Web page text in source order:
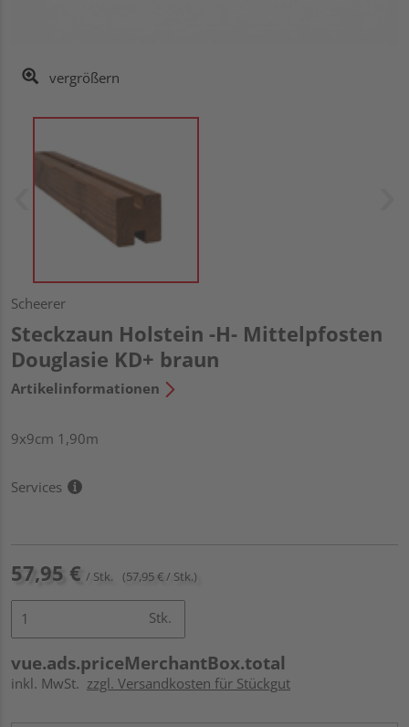
vergrößern
Scheerer
Steckzaun Holstein -H- Mittelpfosten
Douglasie KD+ braun
Artikelinformationen
9x9cm 1,90m
Services
57,95 € / Stk. (57,95 € / Stk.)
Stk.
vue.ads.priceMerchantBox.total
inkl. MwSt. zzgl. Versandkosten für Stückgut